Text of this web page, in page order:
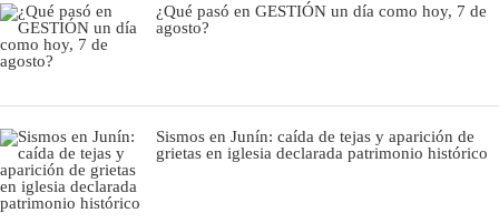
¿Qué pasó en GESTIÓN un día como hoy, 7 de
agosto?
Sismos en Junín: caída de tejas y aparición de
grietas en iglesia declarada patrimonio histórico